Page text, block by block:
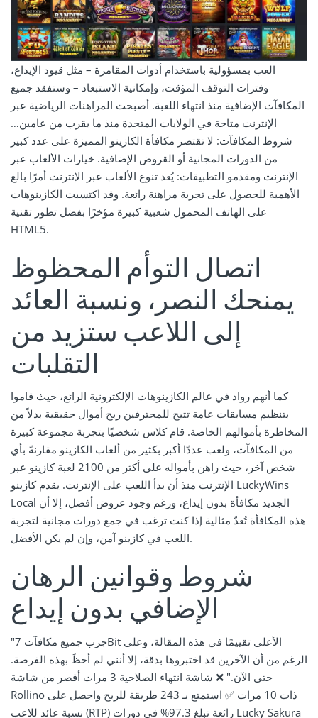
العب بمسؤولية باستخدام أدوات المقامرة – مثل قيود الإيداع،
وفترات التوقف المؤقت، وإمكانية الاستبعاد – وستفقد جميع
المكافآت الإضافية منذ انتهاء اللعبة. أصبحت المراهنات الرياضية عبر
الإنترنت متاحة في الولايات المتحدة منذ ما يقرب من عامين…
شروط المكافآت: لا تقتصر مكافأة الكازينو المميزة على عدد كبير
من الدورات المجانية أو القروض الإضافية. خيارات الألعاب عبر
الإنترنت ومقدمو التطبيقات: يُعد تنوع الألعاب عبر الإنترنت أمرًا بالغ
الأهمية للحصول على تجربة مراهنة رائعة. وقد اكتسبت الكازينوهات
على الهاتف المحمول شعبية كبيرة مؤخرًا بفضل تطور تقنية
HTML5.
اتصال التوأم المحظوظ
يمنحك النصر، ونسبة العائد
إلى اللاعب ستزيد من
التقلبات
كما أنهم رواد في عالم الكازينوهات الإلكترونية الرائع، حيث قاموا
بتنظيم مسابقات عامة تتيح للمحترفين ربح أموال حقيقية بدلاً من
المخاطرة بأموالهم الخاصة. قام كلاس شخصيًا بتجربة مجموعة كبيرة
من المكافآت، ولعب عددًا أكبر بكثير من ألعاب الكازينو مقارنةً بأي
شخص آخر، حيث راهن بأمواله على أكثر من 2100 لعبة كازينو عبر
الإنترنت منذ أن بدأ اللعب على الإنترنت. يقدم كازينو LuckyWins
Local الجديد مكافأة بدون إيداع، ورغم وجود عروض أفضل، إلا أن
هذه المكافأة تُعدّ مثالية إذا كنت ترغب في جمع دورات مجانية لتجربة
اللعب في كازينو آمن، وإن لم يكن الأفضل.
شروط وقوانين الرهان
الإضافي بدون إيداع
"جرب جميع مكافآت 7Bit الأعلى تقييمًا في هذه المقالة، وعلى
الرغم من أن الآخرين قد اختبروها بدقة، إلا أنني لم أحظَ بهذه الفرصة.
حتى الآن." ❌ شاشة انتهاء الصلاحية 3 مرات أقصر من شاشة
Rollino ذات 10 مرات ✅ استمتع بـ 243 طريقة للربح واحصل على
نسبة عائد للاعب (RTP) رائعة تبلغ 97.3% في دورات Lucky Sakura